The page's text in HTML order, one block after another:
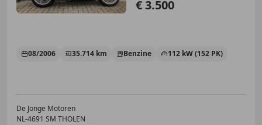
€ 3.500
08/2006 35.714 km Benzine 112 kW (152 PK)
De Jonge Motoren
NL-4691 SM THOLEN